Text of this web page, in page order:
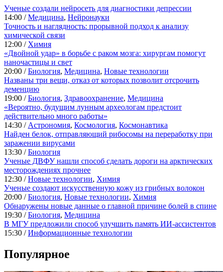
Ученые создали нейросеть для диагностики депрессии
14:00 /Медицина, Нейронауки
Точность и наглядность: прорывной подход к анализу
химической связи
12:00 / Химия
«Двойной удар» в борьбе с раком мозга: хирургам помогут
наночастицы и свет
20:00 /Биология, Медицина, Новые технологии
Названы три вещи, отказ от которых позволит отсрочить
деменцию
19:00 /Биология, Здравоохранение, Медицина
«Вероятно, будущим лунным археологам предстоит
действительно много работы»
14:30 / Астрономия, Космология, Космонавтика
Найден белок, отправляющий рибосомы на переработку при
заражении вирусами
13:30 /Биология
Ученые ДВФУ нашли способ сделать дороги на арктических
месторождениях прочнее
12:30 /Новые технологии, Химия
Ученые создают искусственную кожу из грибных волокон
20:00 /Биология, Новые технологии, Химия
Обнаружены новые данные о главной причине болей в спине
19:30 /Биология, Медицина
В МГУ предложили способ улучшить память ИИ-ассистентов
15:30 /Информационные технологии
Популярное